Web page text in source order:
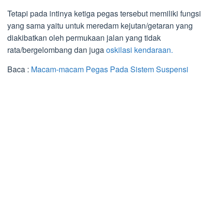
Tetapi pada intinya ketiga pegas tersebut memiliki fungsi
yang sama yaitu untuk meredam kejutan/getaran yang
diakibatkan oleh permukaan jalan yang tidak
rata/bergelombang dan jugaoskilasi kendaraan.
Baca : Macam-macam Pegas Pada Sistem Suspensi